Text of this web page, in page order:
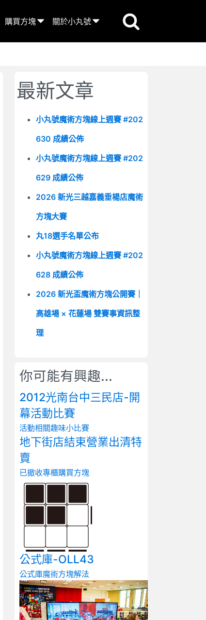
購買方塊 關於小丸號
最新文章
小丸號魔術方塊線上週賽 #202
630 成績公佈
小丸號魔術方塊線上週賽 #202
629 成績公佈
2026 新光三越嘉義垂楊店魔術
方塊大賽
丸18選手名單公布
小丸號魔術方塊線上週賽 #202
628 成績公佈
2026 新光盃魔術方塊公開賽｜
高雄場 × 花蓮場 雙賽事資訊整
理
你可能有興趣...
2012光南台中三民店-開
幕活動比賽
活動相關趣味小比賽
地下街店結束營業出清特
賣
已撤收專櫃購買方塊
公式庫-OLL43
公式庫魔術方塊解法